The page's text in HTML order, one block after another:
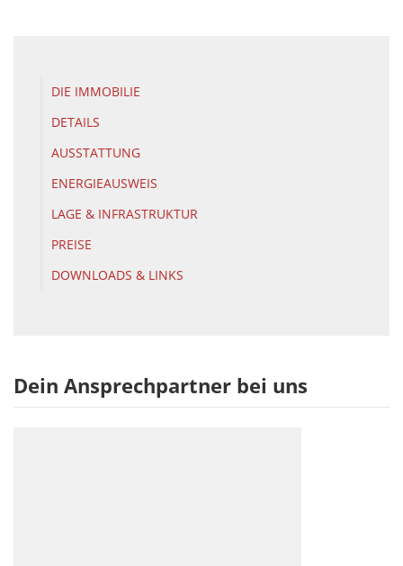
DIE IMMOBILIE
DETAILS
AUSSTATTUNG
ENERGIEAUSWEIS
LAGE & INFRASTRUKTUR
PREISE
DOWNLOADS & LINKS
Dein Ansprechpartner bei uns